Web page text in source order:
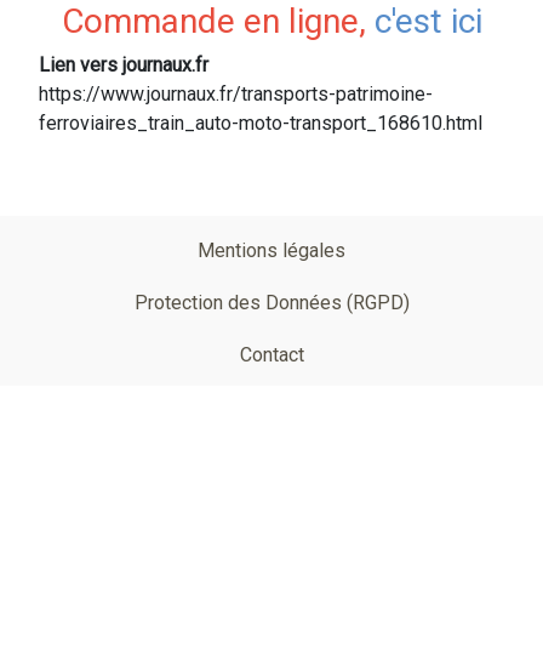
Commande en ligne, c'est ici
Lien vers journaux.fr
https://www.journaux.fr/transports-patrimoine-
ferroviaires_train_auto-moto-transport_168610.html
Mentions légales
Protection des Données (RGPD)
Contact